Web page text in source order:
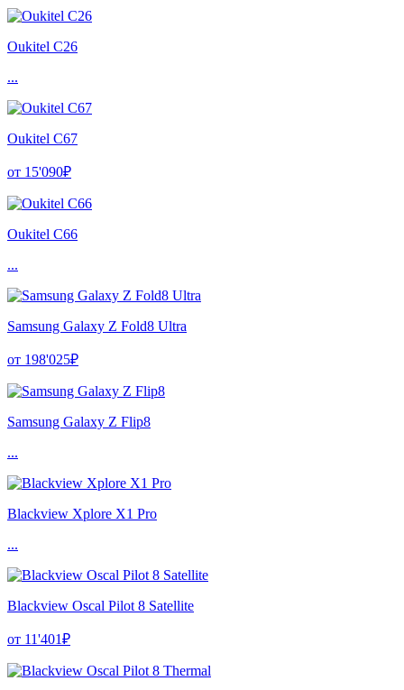
Oukitel C26
...
Oukitel C67
от 15'090₽
Oukitel C66
...
Samsung Galaxy Z Fold8 Ultra
от 198'025₽
Samsung Galaxy Z Flip8
...
Blackview Xplore X1 Pro
...
Blackview Oscal Pilot 8 Satellite
от 11'401₽